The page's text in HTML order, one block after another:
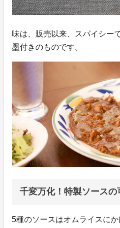
味は、販売以来、スパイシー
墨付きのものです。
千変万化！特製ソースの
5種のソースはオムライスに